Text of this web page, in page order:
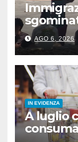
Algeria,
AGO 6, 2026
IN EVIDENZA
A luglio